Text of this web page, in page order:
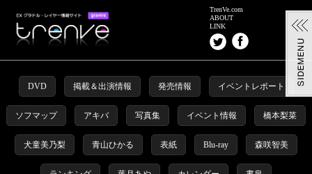
TrenVe.com
ABOUT
LINK
DVD 掲載＆出演情報 発売情報 イベントレポート
ソフマップ アキバ 写真集 イベント情報 橋本梨菜
犬童美乃梨 青山ひかる 表紙 Blu-ray 森咲智美